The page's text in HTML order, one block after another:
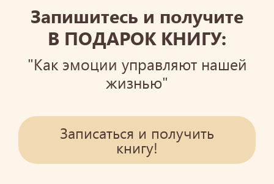
Запишитесь и получите
В ПОДАРОК КНИГУ:
"Как эмоции управляют нашей
жизнью"
Записаться и получить
книгу!